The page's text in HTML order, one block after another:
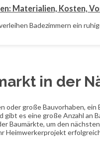
Materialien, Kosten,
Badezimmern ein
in der
oder große Bauvorhaben,
gibt es eine große Anzahl an
Baumärkte, um den
Heimwerkerprojekt